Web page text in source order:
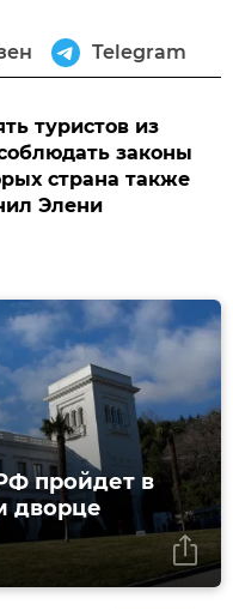
Telegram
туристов из
законы
страна также
Элени
пройдет в
дворце